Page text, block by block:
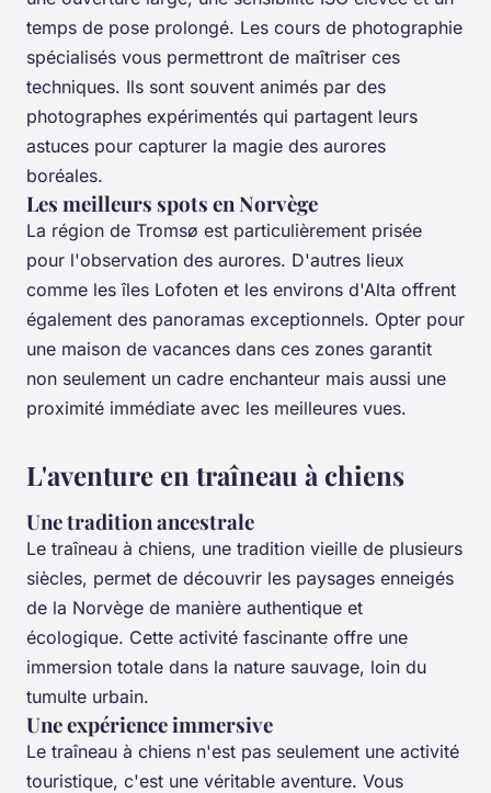
temps de pose prolongé. Les cours de photographie
spécialisés vous permettront de maîtriser ces
techniques. Ils sont souvent animés par des
photographes expérimentés qui partagent leurs
astuces pour capturer la magie des aurores
boréales.
Les meilleurs spots en Norvège
La région de Tromsø est particulièrement prisée
pour l'observation des aurores. D'autres lieux
comme les îles Lofoten et les environs d'Alta offrent
également des panoramas exceptionnels. Opter pour
une maison de vacances dans ces zones garantit
non seulement un cadre enchanteur mais aussi une
proximité immédiate avec les meilleures vues.
L'aventure en traîneau à chiens
Une tradition ancestrale
Le traîneau à chiens, une tradition vieille de plusieurs
siècles, permet de découvrir les paysages enneigés
de la Norvège de manière authentique et
écologique. Cette activité fascinante offre une
immersion totale dans la nature sauvage, loin du
tumulte urbain.
Une expérience immersive
Le traîneau à chiens n'est pas seulement une activité
touristique, c'est une véritable aventure. Vous